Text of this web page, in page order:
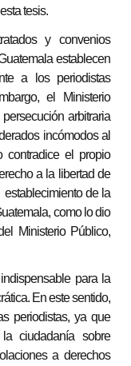
tesis.
y convenios
establecen
a los periodistas
el Ministerio
arbitraria
incómodos al
contradice el propio
a la libertad de
de la
como lo dio
Ministerio Público,
para la
En este sentido,
periodistas, ya que
ciudadanía sobre
a derechos